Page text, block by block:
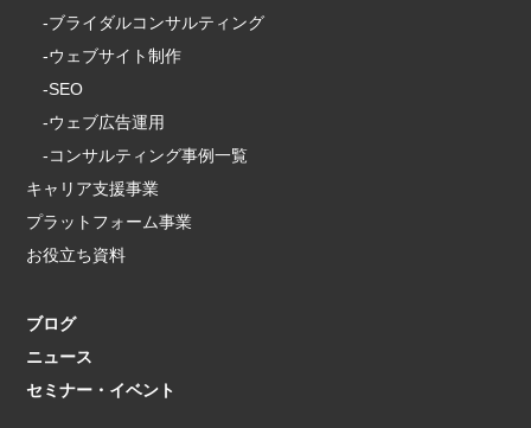
-ブライダルコンサルティング
-ウェブサイト制作
-SEO
-ウェブ広告運用
-コンサルティング事例一覧
キャリア支援事業
プラットフォーム事業
お役立ち資料
ブログ
ニュース
セミナー・イベント